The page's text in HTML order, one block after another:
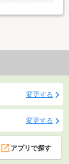
を兼ね備えた
変更する
変更する
アプリで探す